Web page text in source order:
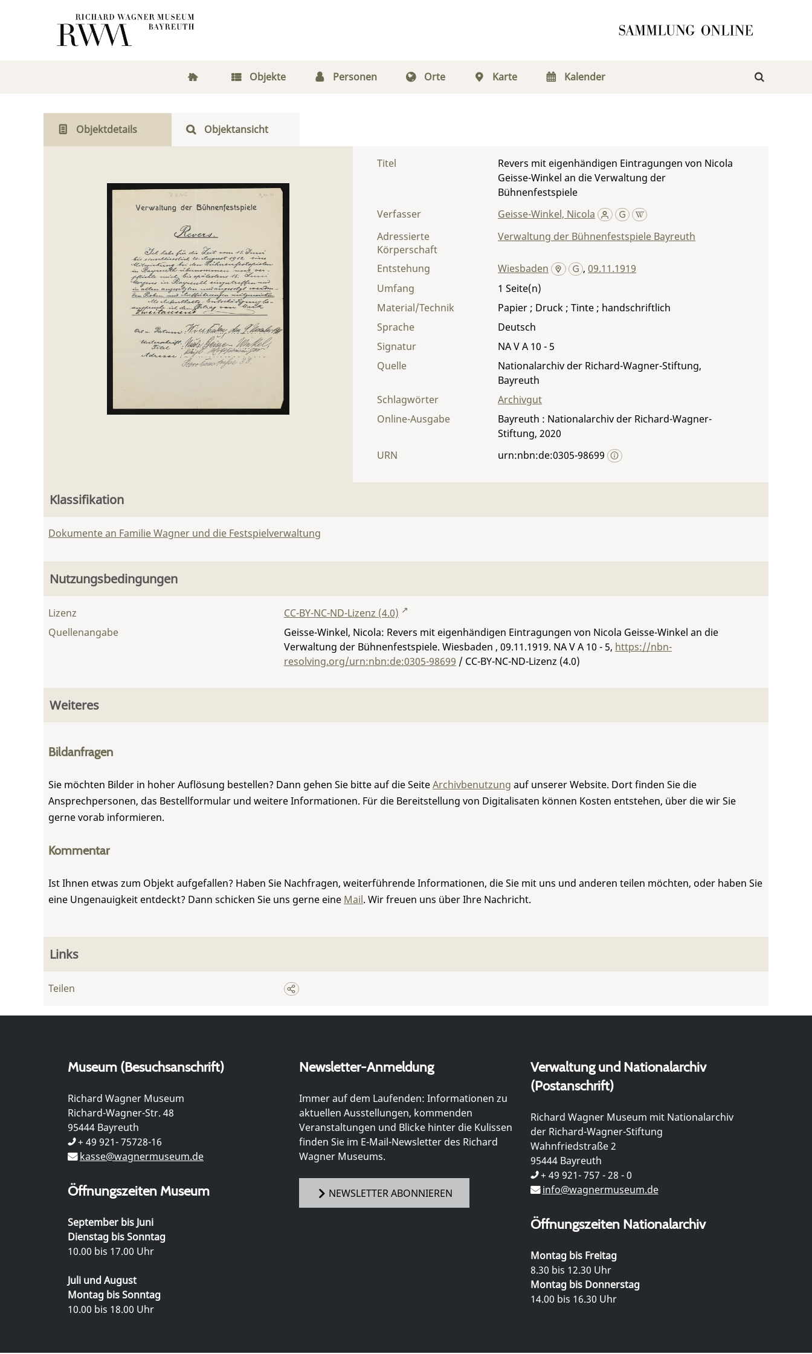
Objekte Personen Orte Karte Kalender
Objektdetails Objektansicht
Titel
Revers mit eigenhändigen Eintragungen von Nicola
Geisse-Winkel an die Verwaltung der
Bühnenfestspiele
Verfasser
Geisse-Winkel, Nicola
Adressierte
Körperschaft
Verwaltung der Bühnenfestspiele Bayreuth
Entstehung Wiesbaden ,09.11.1919
Umfang
1
Material/Technik
Papier ; Druck ; Tinte ; handschriftlich
Sprache
Deutsch
Signatur
NA V A 10 - 5
Quelle
Nationalarchiv der Richard-Wagner-Stiftung,
Bayreuth
Schlagwörter
Archivgut
Online-Ausgabe
Bayreuth : Nationalarchiv der Richard-Wagner-
Stiftung, 2020
URN
urn:nbn:de:0305-98699
Klassifikation
Dokumente an Familie Wagner und die Festspielverwaltung
Nutzungsbedingungen
Lizenz
CC-BY-NC-ND-Lizenz (4.0)
Quellenangabe
Geisse-Winkel, Nicola: Revers mit eigenhändigen Eintragungen von Nicola Geisse-Winkel an die
Verwaltung der Bühnenfestspiele. Wiesbaden , 09.11.1919. NA V A 10 - 5, https://nbn-
resolving.org/urn:nbn:de:0305-98699 / CC-BY-NC-ND-Lizenz (4.0)
Weiteres
Bildanfragen
Sie möchten Bilder in hoher Auflösung bestellen? Dann gehen Sie bitte auf die SeiteArchivbenutzung auf unserer Website. Dort finden Sie die
Ansprechpersonen, das Bestellformular und weitere Informationen. Für die Bereitstellung von Digitalisaten können Kosten entstehen, über die wir Sie
gerne vorab informieren.
Kommentar
Ist Ihnen etwas zum Objekt aufgefallen? Haben Sie Nachfragen, weiterführende Informationen, die Sie mit uns und anderen teilen möchten, oder haben Sie
eine Ungenauigkeit entdeckt? Dann schicken Sie uns gerne eine Mail. Wir freuen uns über Ihre Nachricht.
Links
Teilen
Museum (Besuchsanschrift)
Richard Wagner Museum
Richard-Wagner-Str. 48
95444 Bayreuth
+ 49 921- 75728-16
kasse@wagnermuseum.de
Öffnungszeiten Museum
September bis Juni
Dienstag bis Sonntag
10.00 bis 17.00 Uhr
Juli und August
Montag bis Sonntag
10.00 bis 18.00 Uhr
Newsletter-Anmeldung
Immer auf dem Laufenden: Informationen zu
aktuellen Ausstellungen, kommenden
Veranstaltungen und Blicke hinter die Kulissen
finden Sie im E-Mail-Newsletter des Richard
Wagner Museums.
NEWSLETTER ABONNIEREN
Verwaltung und Nationalarchiv
(Postanschrift)
Richard Wagner Museum mit Nationalarchiv
der Richard-Wagner-Stiftung
Wahnfriedstraße 2
95444 Bayreuth
+ 49 921- 757 - 28 - 0
info@wagnermuseum.de
Öffnungszeiten Nationalarchiv
Montag bis Freitag
8.30 bis 12.30 Uhr
Montag bis Donnerstag
14.00 bis 16.30 Uhr